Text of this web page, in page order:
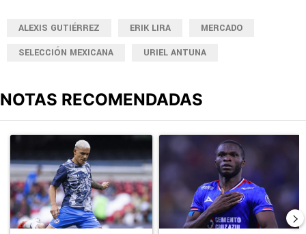
ALEXIS GUTIÉRREZ ERIK LIRA
MERCADO
SELECCIÓN MEXICANA
URIEL ANTUNA
NOTAS RECOMENDADAS
Un artículo de tendencia con el título "Revelan un detalle clave
Un artículo de tendencia con